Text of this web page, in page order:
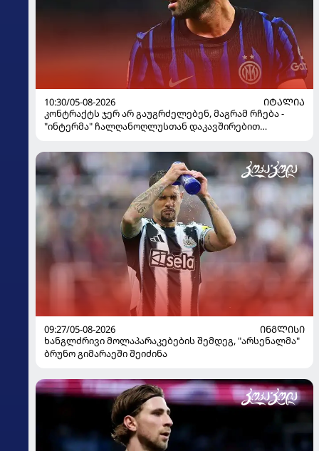
10:30/05-08-2026
ᲘᲢᲐᲚᲘᲐ
კონტრაქტს ჯერ არ გაუგრძელებენ, მაგრამ რჩება -
"ინტერმა" ჩალღანოღლუსთან დაკავშირებით
09:27/05-08-2026
ᲘᲜᲒᲚᲘᲡᲘ
ხანგლძრივი მოლაპარაკებების შემდეგ, "არსენალმა"
ბრუნო გიმარაეში შეიძინა